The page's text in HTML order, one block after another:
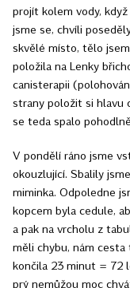
projít kolem vody,
jsme se, chvíli
skvělé místo, tělo
položila na Lenky
canisterapii
strany položit si hlavu
se teda spalo
V pondělí ráno jsme
okouzlující. Sbalily
miminka. Odpoledne
kopcem byla cedule,
a pak na vrcholu z
měli chybu, nám
končila 23 minut = 72
prý nemůžou moc